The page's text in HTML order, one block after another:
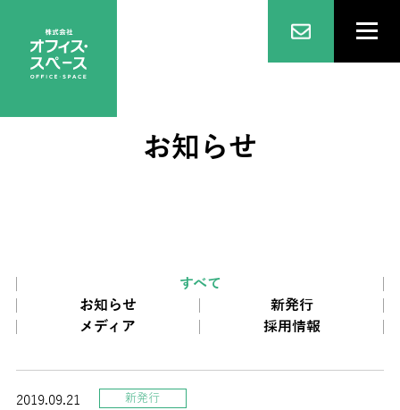
お知らせ
すべて
お知らせ
新発行
メディア
採用情報
2019.09.21 新発行